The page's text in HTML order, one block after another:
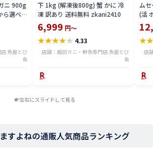
ニ 900g
ら選べ
脚折
ワイガ
900w
魚屋とび
魚
下 1kg (解凍後800g) 蟹 かに 冷
凍 訳あり 送料無料 zkani2410
6,999 円～
★★★★★ 4.33
店舗：越前ガニ・鮮魚専門店 魚屋とび
魚
ム
(活
国
が
料
★
店
左右にスライドして見る
すよねの通販人気商品ランキング